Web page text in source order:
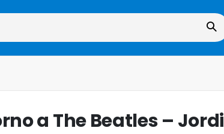
a The Beatles – Jordi